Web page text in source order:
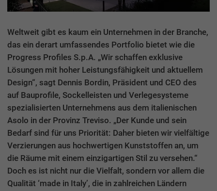
Weltweit gibt es kaum ein Unternehmen in der Branche,
das ein derart umfassendes Portfolio bietet wie die
Progress Profiles S.p.A. „Wir schaffen exklusive
Lösungen mit hoher Leistungsfähigkeit und aktuellem
Design“, sagt Dennis Bordin, Präsident und CEO des
auf Bauprofile, Sockelleisten und Verlegesysteme
spezialisierten Unternehmens aus dem italienischen
Asolo in der Provinz Treviso. „Der Kunde und sein
Bedarf sind für uns Priorität: Daher bieten wir vielfältige
Verzierungen aus hochwertigen Kunststoffen an, um
die Räume mit einem einzigartigen Stil zu versehen.“
Doch es ist nicht nur die Vielfalt, sondern vor allem die
Qualität ‘made in Italy’, die in zahlreichen Ländern